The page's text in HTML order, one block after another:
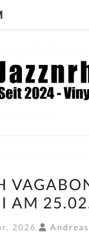
Seit
2024 –
IM
AM
2026